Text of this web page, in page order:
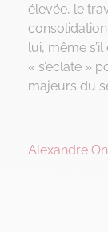
élevée, le
lui, même
« s’éclate »
majeurs du
Alexandre